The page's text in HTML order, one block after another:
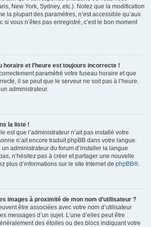
New York, Sydney, etc.). Notez que la modification
la plupart des paramètres, n’est accessible qu’aux
si vous n’êtes pas enregistré, c’est le bon moment
horaire et l’heure est toujours incorrecte !
paramétré votre fuseau horaire et que
il se peut que le serveur ne soit pas à l’heure.
administrateur.
la liste !
est que l’administrateur n’ait pas installé votre
n’ait encore traduit phpBB dans votre langue.
administrateur du forum d’installer la langue
n’hésitez pas à créer et partager une nouvelle
plus d’informations sur le site Internet de phpBB®.
images à proximité de mon nom d’utilisateur ?
être associées avec votre nom d’utilisateur
messages d’un sujet. L’une d’elles peut être
des étoiles ou des blocs indiquant votre